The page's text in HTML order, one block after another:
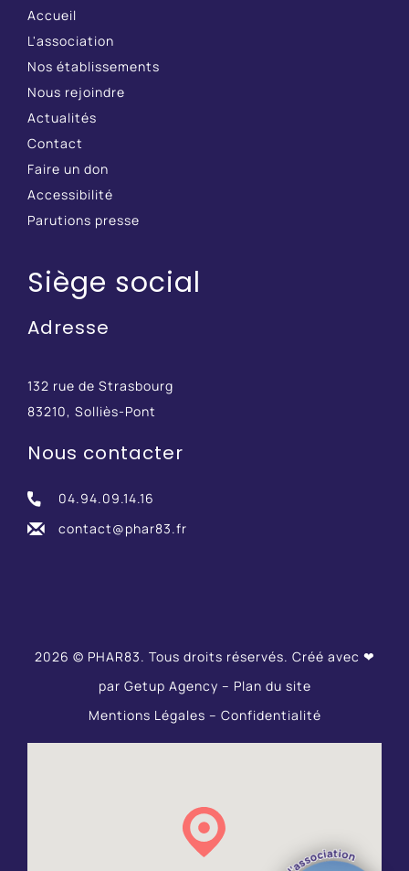
Accueil
L'association
Nos établissements
Nous rejoindre
Actualités
Contact
Faire un don
Accessibilité
Parutions presse
Siège social
Adresse
132 rue de Strasbourg
83210, Solliès-Pont
Nous contacter
04.94.09.14.16
contact@phar83.fr
2026 © PHAR83. Tous droits réservés. Créé avec ❤
par Getup Agency – Plan du site
Mentions Légales – Confidentialité